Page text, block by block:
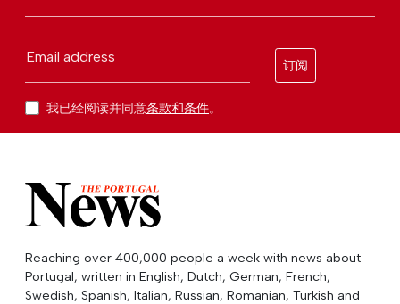
Email address
订阅
我已经阅读并同意条款和条件。
Reaching over 400,000 people a week with news about
Portugal, written in English, Dutch, German, French,
Swedish, Spanish, Italian, Russian, Romanian, Turkish and